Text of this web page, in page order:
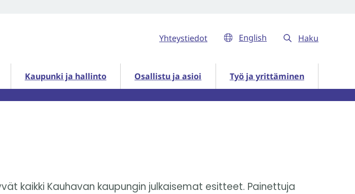
Yhteystiedot English Haku
Kaupunki ja hallinto
Kaupunki ja hallinto alasivut Osallistu ja asioi
Osallistu ja asioi alasivut Työ ja yrittäminen
Työ ja yrittäminen alasivut
kaikki Kauhavan kaupungin julkaisemat esitteet. Painettuja